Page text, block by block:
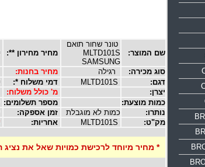
שם המוצר:
טונר שחור תואם
MLTD101S
SAMSUNG
מחיר מחירון **:
סוג מכירה: רגילה מחיר בחנות:
דגם: דמי משלוח *:
יצרן:
מ' כולל משלוח:
כמות מוצעת: מספר תשלומים:
נותרו:
כמות לא מוגבלת זמן אספקה:
מק"ט:
אחריות:
* מחיר מיוחד לרכישת כמויות שאל את נציג